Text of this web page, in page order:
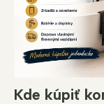
Kde kúpiť